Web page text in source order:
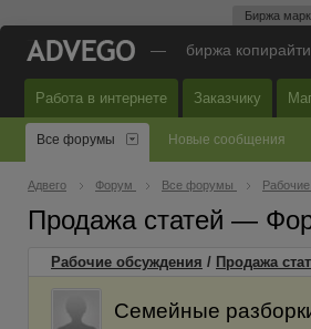
Биржа
— биржа
Работа в интернете Заказчику
Все форумы Новые сообщения
Адвего Форум Все форумы
Продажа статей —
Рабочие обсуждения / Продажа
Семейные